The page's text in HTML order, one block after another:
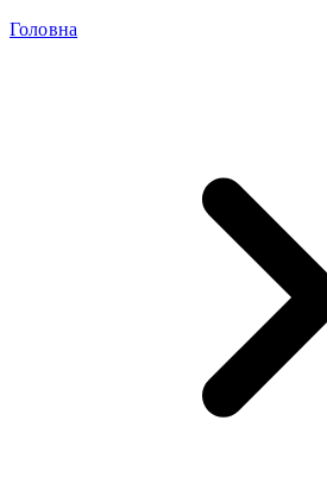
Головна